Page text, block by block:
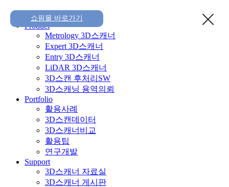
쇼핑몰 바로가기
Home
Product
Metrology 3D스캐너
Expert 3D스캐너
Entry 3D스캐너
LiDAR 3D스캐너
3D스캔 후처리SW
3D스캐닝 용역의뢰
Portfolio
활용사례
3D스캔데이터
3D스캐너비교
활용팁
연구개발
Support
3D스캐너 자료실
3D스캐너 게시판